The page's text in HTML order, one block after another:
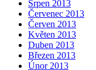
Srpen 2013
Červenec 2013
Červen 2013
Květen 2013
Duben 2013
Březen 2013
Únor 2013